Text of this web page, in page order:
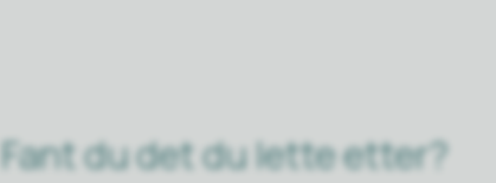
Fant du det du lette etter?